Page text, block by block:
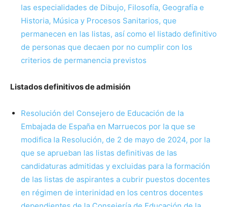
las especialidades de Dibujo, Filosofía, Geografía e
Historia, Música y Procesos Sanitarios, que
permanecen en las listas, así como el listado definitivo
de personas que decaen por no cumplir con los
criterios de permanencia previstos
Listados definitivos de admisión
Resolución del Consejero de Educación de la
Embajada de España en Marruecos por la que se
modifica la Resolución, de 2 de mayo de 2024, por la
que se aprueban las listas definitivas de las
candidaturas admitidas y excluidas para la formación
de las listas de aspirantes a cubrir puestos docentes
en régimen de interinidad en los centros docentes